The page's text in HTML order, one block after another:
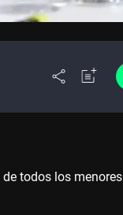
de todos los menores